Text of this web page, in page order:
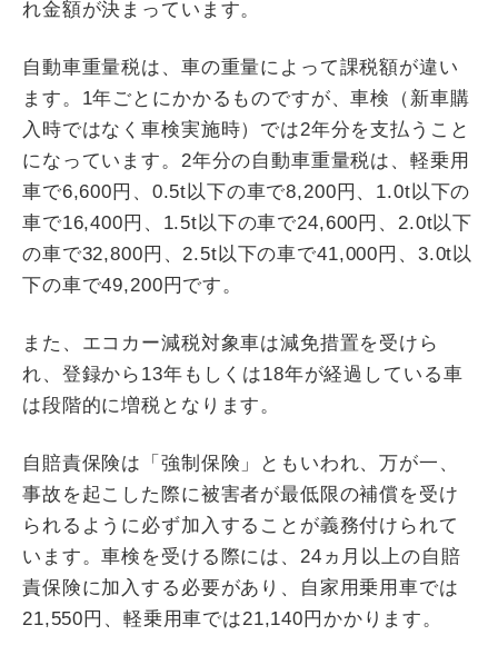
れ金額が決まっています。
自動車重量税は、車の重量によって課税額が違い
ます。1年ごとにかかるものですが、車検（新車購
入時ではなく車検実施時）では2年分を支払うこと
になっています。2年分の自動車重量税は、軽乗用
車で6,600円、0.5t以下の車で8,200円、1.0t以下の
車で16,400円、1.5t以下の車で24,600円、2.0t以下
の車で32,800円、2.5t以下の車で41,000円、3.0t以
下の車で49,200円です。
また、エコカー減税対象車は減免措置を受けら
れ、登録から13年もしくは18年が経過している車
は段階的に増税となります。
自賠責保険は「強制保険」ともいわれ、万が一、
事故を起こした際に被害者が最低限の補償を受け
られるように必ず加入することが義務付けられて
います。車検を受ける際には、24ヵ月以上の自賠
責保険に加入する必要があり、自家用乗用車では
21,550円、軽乗用車では21,140円かかります。